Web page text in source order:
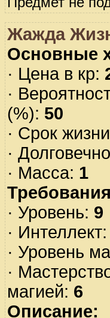
Жажда
Основные
· Цена в кр:
·
(%): 50
· Срок
·
· Масса: 1
· Уровень: 9
·
· Уровень
·
магией: 6
Описание: